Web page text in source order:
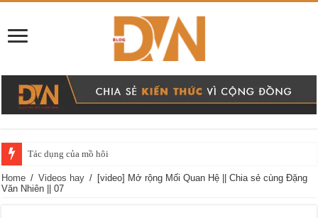
Tác dụng của mồ hôi
Home / Videos hay / [video] Mở rộng Mối Quan Hệ || Chia sẻ cùng Đặng
Văn Nhiên || 07